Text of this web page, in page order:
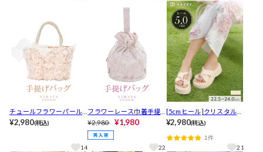
チュールフラワーパール
手提げバッグ【2026年新
¥2,980(税込)
14
フラワーレース巾着手提
げバッグ【2026年新作/Y
UKATA by dazzy】
¥2,980 ¥1,980
22
[5cmヒール]クリスタルビ
ジュー厚底サンダル【202
y】
¥2,980(税込)
1件
21